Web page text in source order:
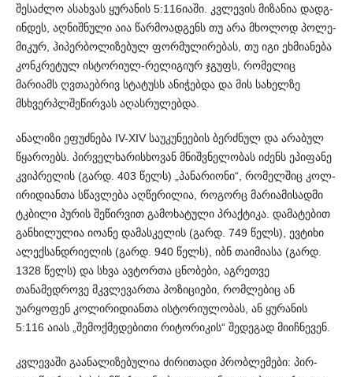
შესა­ძლო ასახვას ყურანის 5:116იაში. კვლევის მიზანია დადგ­
ინ­დეს, აღნიშნული აია წარმოადგენს თუ არა მხოლოდ პოლე­
მი­კურ, ჰიპერბოლიზებულ ფორმულირებას, თუ იგი ეხმიანება
კონ­კრეტულ ისტორიულ-რელიგიურ ჯგუფს, რომელიც
მარიამს ღვთაებრივ სტატუსს ანიჭებდა და მის სახელზე
მსხვერ­პლშე­წირვას აღასრულებდა.
ანალიზი ეფუძნება IV-XIV საუკუნეების ბერძნულ და არა­ბულ
წყაროებს. პირველხარისხოვან მნიშვნელობას იძენს ეპი­ფანე
კვიპრელის (გარდ. 403 წელს) „პანარიონი“, რომელშიც კო­ლ­
ირიდიანთა სწავლება აღწერილია, როგორც მარიამისადმი
ტკ­ბილი პურის შეწირვით გამოხატული პრაქტიკა. დამატებით
გან­ხ­ილულია იოანე დამასკელის (გარდ. 749 წელს), ევტიხი
ალე­ქსანდრიელის (გარდ. 940 წელს), იბნ თაიმიასა (გარდ.
1328 წე­ლს) და სხვა ავტორთა ცნობები, აგრეთვე
თანამედროვე მკვლ­ევართა პოზიციები, რომლებიც ან
უარყოფენ კოლირიდიანთა ისტორიულობას, ან ყურანის
5:116 აიას „შემოქმედებითი რიტ­ორიკის“ შედეგად მიიჩნევენ.
კვლევაში გაანალიზებულია ძირითადი პრობლემები: პი­რ­